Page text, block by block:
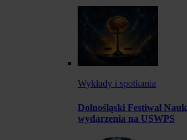
Wykłady i spotkania
Dolnośląski Festiwal
wydarzenia na USWPS